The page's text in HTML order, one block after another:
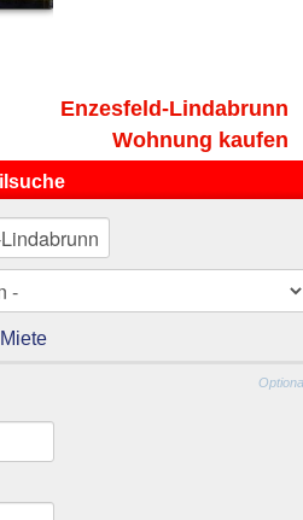
Enzesfeld-Lindabrunn
Wohnung kaufen
Miete